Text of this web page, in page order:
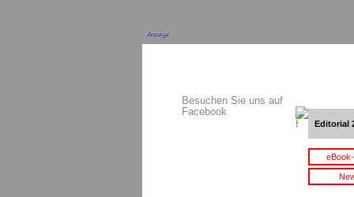
Anzeige
Besuchen Sie uns auf
Facebook
Editorial